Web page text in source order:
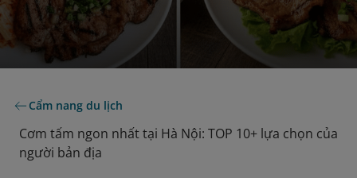
Cẩm nang du lịch
Cơm tấm ngon nhất tại Hà Nội: TOP 10+ lựa chọn của
người bản địa